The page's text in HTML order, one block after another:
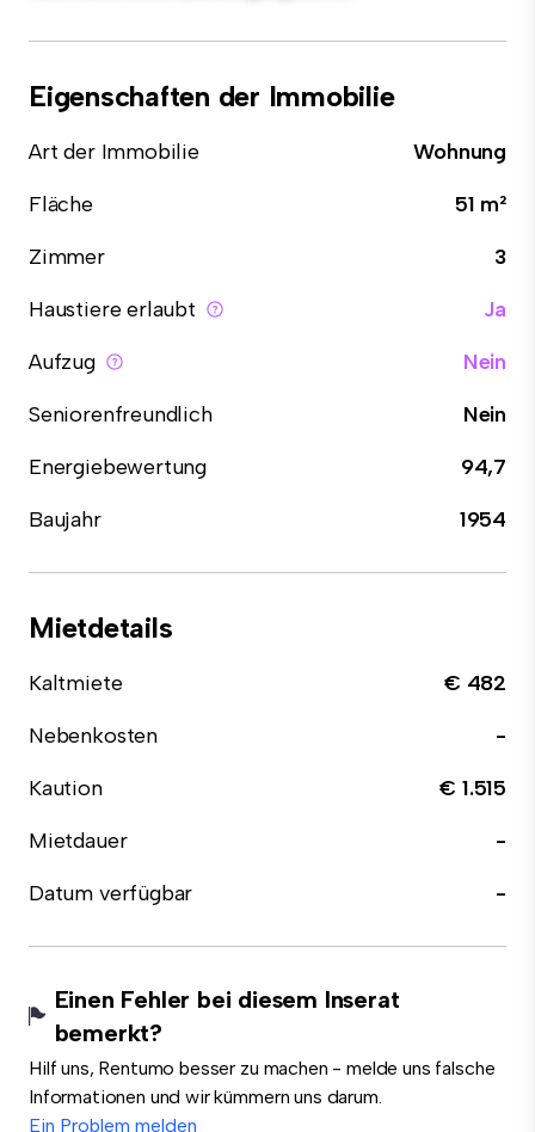
Eigenschaften der Immobilie
Art der Immobilie
Wohnung
Fläche
51 m²
Zimmer
3
Haustiere erlaubt
Ja
Aufzug
Nein
Seniorenfreundlich
Nein
Energiebewertung
94,7
Baujahr
1954
Mietdetails
Kaltmiete
€ 482
Nebenkosten
-
Kaution
€ 1.515
Mietdauer
-
Datum verfügbar
-
Einen Fehler bei diesem Inserat
bemerkt?
Hilf uns, Rentumo besser zu machen - melde uns falsche
Informationen und wir kümmern uns darum.
Ein Problem melden